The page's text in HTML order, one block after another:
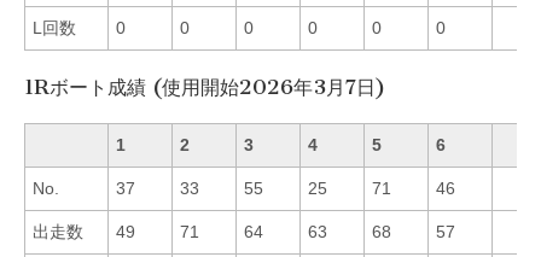
L回数 0 0 0 0 0 0
1Rボート成績 (使用開始2026年3月7日)
1 2 3 4 5 6
No. 37 33 55 25 71 46
出走数 49 71 64 63 68 57